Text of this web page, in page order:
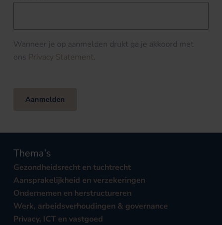
Wanneer je op aanmelden drukt ga je akkoord met
ons Privacy Statement.
Aanmelden
Thema’s
Gezondheidsrecht en tuchtrecht
Aansprakelijkheid en verzekeringen
Ondernemen en herstructureren
Werk, arbeidsverhoudingen & governance
Privacy, ICT en vastgoed